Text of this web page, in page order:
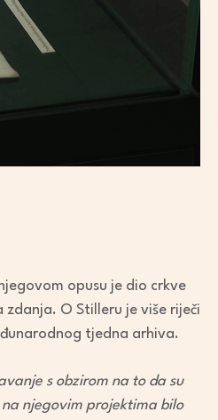
opusu je dio crkve
O Stilleru je više riječi
tjedna arhiva.
s obzirom na to da su
njegovim projektima bilo